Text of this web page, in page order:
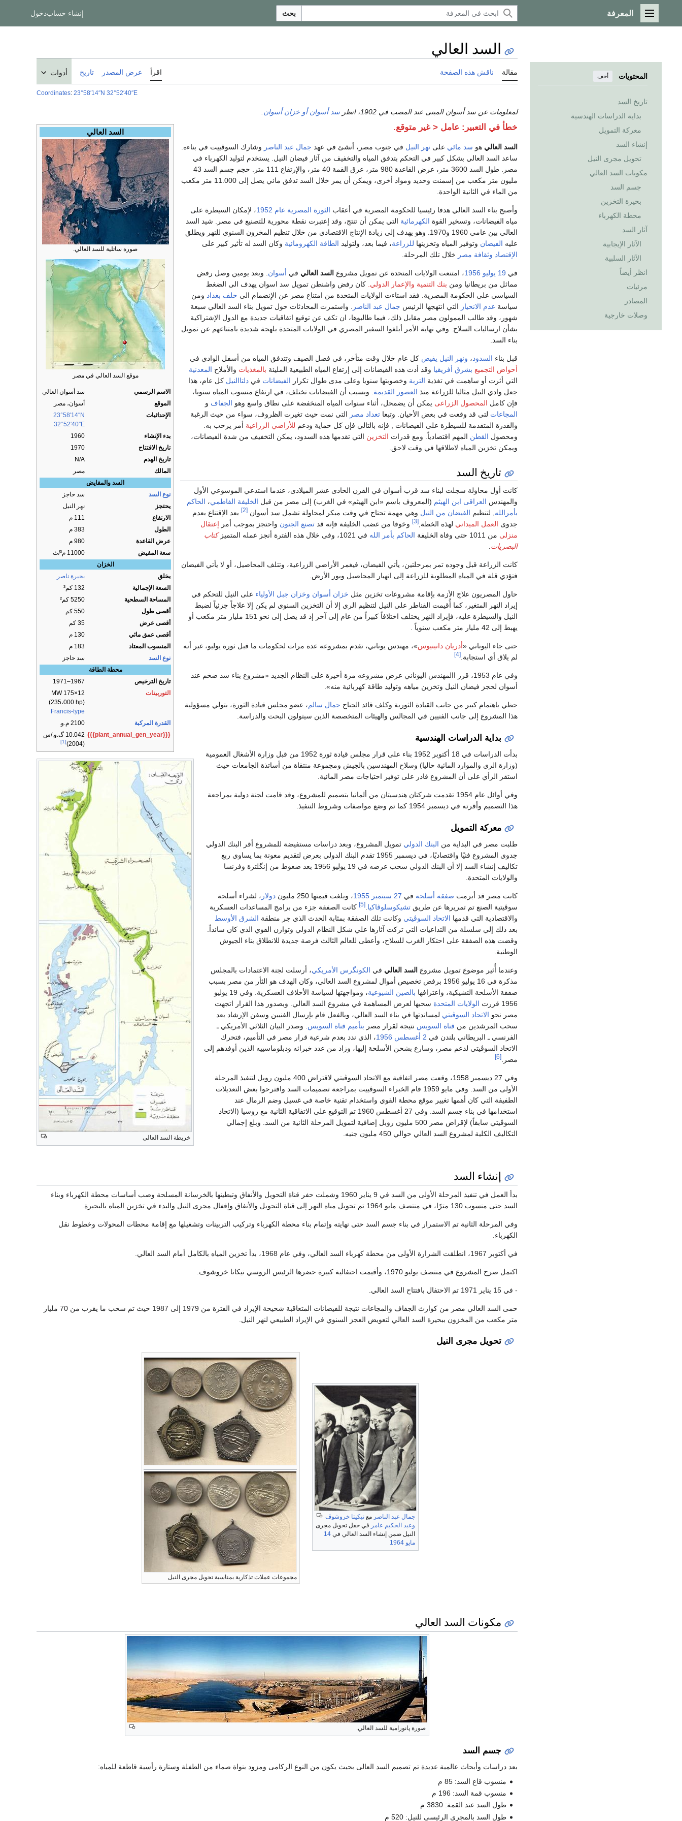
القائمة الرئيسية
المعرفة بحث إنشاء حسابدخول
المحتويات أخف
تاريخ السد
بداية الدراسات الهندسية
معركة التمويل
إنشاء السد
تحويل مجرى النيل
مكونات السد العالي
جسم السد
بحيرة التخزين
محطة الكهرباء
آثار السد
الآثار الإيجابية
الآثار السلبية
انظر أيضاً
مرئيات
المصادر
وصلات خارجية
السد العالي
مقالة ناقش هذه الصفحة اقرأ عرض المصدر تاريخ أدوات
Coordinates: 23°58′14″N 32°52′40″E
لمعلومات عن سد أسوان المبنى عند المصب في 1902، انظر سد أسوان أو خزان أسوان
السد العالي
صورة ساتلية للسد العالي.
موقع السد العالي في مصر
الاسم الرسمي
سد أسوان العالي
الموقع
أسوان، مصر
الإحداثيات
23°58′14″N
32°52′40″E
بدء الإنشاء
1960
تاريخ الافتتاح
1970
تاريخ الهدم
N/A
المالك
مصر
السد والمفايض
نوع السد
سد حاجز
يحتجز
نهر النيل
الارتفاع
111 م
الطول
383 م
عرض القاعدة
980 م
سعة المفيض
11000 م³/ث
الخزان
يخلق
بحيرة ناصر
السعة الإجمالية
132 كم³
المساحة السطحية
5250 كم²
أقصى طول
550 كم
أقصى عرض
35 كم
أقصى عمق مائي
130 م
المنسوب المعتاد
183 م
نوع السد
سد حاجز
محطة الطاقة
تاريخ الترخيص
1967–1971
التوربينات
12×175 MW
(235،000 hp)
Francis-type
القدرة المركبة
2100 م.و.
{{{plant_annual_gen_year}}}
10.042 گ.و./س
(2004)
[1]
خطأ في التعبير: عامل < غير متوقع.
السد العالي هو سد مائي على نهر النيل في جنوب مصر، أنشئ في عهد جمال عبد الناصر وشارك السوڤييت في بناءه.
ساعد السد العالي بشكل كبير في التحكم بتدفق المياه والتخفيف من آثار فيضان النيل. يستخدم لتوليد الكهرباء في
مصر. طول السد 3600 متر، عرض القاعدة 980 متر، عرق القمة 40 متر، والإرتفاع 111 متر. حجم جسم السد 43
مليون متر مكعب من إسمنت وحديد ومواد أخرى، ويمكن أن يمر خلال السد تدفق مائي يصل إلى 11.000 متر مكعب
من الماء في الثانية الواحدة.
وأصبح بناء السد العالي هدفا رئيسيا للحكومة المصرية في أعقاب الثورة المصرية عام 1952
، لإمكان السيطرة على
مياه الفيضانات، وتسخير القوة الكهرمائية التي يمكن أن تنتج، وقد إعتبرت نقطة محورية للتصنيع في مصر. شيد السد
العالي بين عامي 1960 و1970. وهو يهدف إلى زيادة الإنتاج الاقتصادي من خلال تنظيم المخزون السنوي للنهر ويطلق
عليه الفيضان وتوفير المياه وتخزينها للزراعة، فيما بعد، ولتوليد الطاقة الكهرومائية وكان السد له تأثير كبير على
الإقتصاد وثقافة مصر خلال تلك المرحلة.
في 19 يوليو 1956، امتنعت الولايات المتحدة عن تمويل مشروع السد العالي في أسوان . وبعد يومين وصل رفض
مماثل من بريطانيا ومن بنك التنمية والإعمار الدولي. كان رفض واشنطن تمويل سد اسوان يهدف الى الضغط
السياسي على الحكومة المصرية. فقد استاءت الولايات المتحدة من امتناع مصر عن الإنضمام الى حلف بغداد ومن
سياسة عدم الانحياز التي انتهجها الرئيس جمال عبد الناصر
. واستمرت المحادثات حول تمويل بناء السد العالي سبعة
شهور، وقد طالب الممولون مصر مقابل ذلك، فيما طالبوها، ان تكف عن توقيع اتفاقيات جديدة مع الدول الإشتراكية
بشأن ارساليات السلاح. وفي نهاية الأمر أبلغوا السفير المصري في الولايات المتحدة بلهجة شديدة بامتناعهم عن تمويل
بناء السد.
قبل بناء السدود، ونهر النيل يفيض كل عام خلال وقت متأخر، في فصل الصيف وتتدفق المياه من أسفل الوادي في
أحواض التجميع بشرق أفريقيا وقد أدت هذه الفيضانات إلى إرتفاع المياه الطبيعية المليئة بالمغذيات والأملاح المعدنية
التي أثرت أو ساهمت في تغذية التربة وخصوبتها سنويا وعلى مدى طوال تكرار الفيضانات في دلتاالنيل كل عام، هذا
جعل وادي النيل مثاليا للزراعة منذ العصور القديمة . وبسبب أن الفيضانات تختلف، في ارتفاع منسوب المياه سنويا،
فإن كامل المحصول الزراعى يمكن أن يضمحل، أثناء سنوات المياه المنخفضة على نطاق واسع وهو الجفاف و
المجاعات لتى قد وقعت في بعض الأحيان. وتبعا تعداد مصر التى نمت حيث تغيرت الظروف، سواء من حيث الرغبة
والقدرة المتقدمة للسيطرة على الفيضانات , فإنه بالتالي فإن كل حماية ودعم للأراضي الزراعية أمر يرحب به.
ومحصول القطن المهم اقتصادياً. ومع قدرات التخزين التي تقدمها هذه السدود، يمكن التخفيف من شدة الفيضانات،
ويمكن تخزين المياه لاطلاقها في وقت لاحق.
تاريخ السد
خريطة السد العالى
كانت أول محاولة سجلت لبناء سد قرب أسوان في القرن الحادى عشر الميلادى، عندما استدعي الموسوعي الأول
والمهندس العراقى ابن الهيثم (المعروف باسم «ابن الهيثم» في الغرب) إلى مصر من قبل الخليفة الفاطمي، الحاكم
بأمرالله, لتنظيم الفيضان من النيل وهي مهمة تحتاج في وقت مبكر لمحاولة تشمل سد أسوان [2]
بعد الإقتناع بعدم
جدوى العمل الميداني لهذه الخطة,[3] وخوفا من غضب الخليفة فإنه قد تصنع الجنون واحتجز بموجب أمر إعتقال
منزلى من 1011 حتى وفاة الخليفة الحاكم بأمر الله في 1021، وفى خلال هذه الفترة أنجز عمله المتميز
كتاب
البصريات.
كانت الزراعة قبل وجوده تمر بمرحلتين، يأتي الفيضان، فيغمر الأراضي الزراعية، وتتلف المحاصيل، أو لا يأتي الفيضان
فتؤدي قلة في المياه المطلوبة للزراعة إلى انهيار المحاصيل وبور الأرض.
حاول المصريون علاج الأزمة بإقامة مشروعات تخزين مثل خزان أسوان وخزان جبل الأولياء على النيل للتحكم في
إيراد النهر المتغير، كما أُقيمت القناطر على النيل لتنظيم الري إلا أن التخزين السنوي لم يكن إلا علاجاً جزئياً لضبط
النيل والسيطرة عليه، فإيراد النهر يختلف اختلافاً كبيراً من عام إلى آخر إذ قد يصل إلى نحو 151 مليار متر مكعب أو
يهبط إلى 42 مليار متر مكعب سنوياً .
حتى جاء اليوناني «أدريان دانينيوس»، مهندس يوناني، تقدم بمشروعه عدة مرات لحكومات ما قبل ثورة يوليو، غير أنه
لم يلاق أي استجابة.[4]
وفي عام 1953، قرر االمهندس اليوناني عرض مشروعه مرة أخيرة على النظام الجديد «مشروع بناء سد ضخم عند
أسوان لحجز فيضان النيل وتخزين مياهه وتوليد طاقة كهربائية منه».
حظي باهتمام كبير من جانب القيادة الثورية وكلف قائد الجناح جمال سالم، عضو مجلس قيادة الثورة، بتولي مسؤولية
هذا المشروع إلى جانب الفنيين في المجالس والهيئات المتخصصة الذين سيتولون البحث والدراسة.
بداية الدراسات الهندسية
بدأت الدراسات في 18 أكتوبر 1952 بناء على قرار مجلس قيادة ثورة 1952 من قبل وزارة الأشغال العمومية
(وزارة الري والموارد المائية حاليا) وسلاح المهندسين بالجيش ومجموعة منتقاة من أساتذة الجامعات حيث
استقر الرأي على أن المشروع قادر على توفير احتياجات مصر المائية.
وفي أوائل عام 1954 تقدمت شركتان هندسيتان من ألمانيا بتصميم للمشروع، وقد قامت لجنة دولية بمراجعة
هذا التصميم وأقرته في ديسمبر 1954 كما تم وضع مواصفات وشروط التنفيذ.
معركة التمويل
طلبت مصر في البداية من البنك الدولي تمويل المشروع، وبعد دراسات مستفيضة للمشروع أقر البنك الدولي
جدوى المشروع فنيًا واقتصاديًا، في ديسمبر 1955 تقدم البنك الدولي بعرض لتقديم معونة بما يساوي ربع
تكاليف إنشاء السد إلا أن البنك الدولي سحب عرضه في 19 يوليو 1956 بعد ضغوط من إنگلترة وفرنسا
والولايات المتحدة.
كانت مصر قد أبرمت صفقة أسلحة في 27 سبتمبر 1955، وبلغت قيمتها 250 مليون دولار ، لشراء أسلحة
سوڤيتية الصنع تم تمريرها عن طريق تشيكوسلوڤاكيا [5]
كانت الصفقة جزء من برامج المساعدات العسكرية
والاقتصادية التي قدمها الاتحاد السوڤيتي وكانت تلك الصفقة بمثابة الحدث الذي جر منطقة الشرق الأوسط
بعد ذلك إلي سلسلة من التداعيات التي تركت آثارها علي شكل النظام الدولي وتوازن القوي الذي كان سائداً.
وقضت هذه الصفقة على احتكار الغرب للسلاح، وأعطى للعالم الثالث فرصة جديدة للانطلاق بناء الجيوش
الوطنية.
وعندما أُثير موضوع تمويل مشروع السد العالي في الكونگرس الأمريكي، أرسلت لجنة الاعتمادات بالمجلس
مذكرة في 16 يوليو 1956 برفض تخصيص أموال لمشروع السد العالي، وكان الهدف هو الثأر من مصر بسبب
صفقة الأسلحة التشيكية، واعترافها بالصين الشيوعية
، ومواجهتها لسياسة الأحلاف العسكرية. وفي 19 يوليو
1956 قررت
الولايات المتحدة سحبها لعرض المساهمة في مشروع السد العالي. وبصدور هذا القرار اتجهت
مصر نحو الاتحاد السوڤيتي لمساندتها في بناء السد العالي، وبالفعل قام بإرسال الفنيين وسفن الإرشاد بعد
سحب المرشدين من قناة السويس نتيجة لقرار مصر بتأميم قناة السويس . وصدر البيان الثلاثي الأمريكي ـ
الفرنسي ـ البريطاني بلندن في 2 أغسطس 1956، الذي ندد بعدم شرعية قرار مصر في التأميم، فتحرك
الاتحاد السوڤيتي لدعم مصر، وسارع بشحن الأسلحة إليها، وزاد من عدد خبرائه ودبلوماسييه الذين أوفدهم إلى
مصر.
[6]
وفي 27 ديسمبر 1958، وقعت مصر اتفاقية مع الاتحاد السوڤيتي لاقتراض 400 مليون روبل لتنفيذ المرحلة
الأولى من السد. وفي مايو 1959 قام الخبراء السوڤييت بمراجعة تصميمات السد واقترحوا بعض التعديلات
الطفيفة التي كان أهمها تغيير موقع محطة القوي واستخدام تقنية خاصة في غسيل وضم الرمال عند
استخدامها في بناء جسم السد. وفي 27 أغسطس 1960 تم التوقيع على الاتفاقية الثانية مع روسيا (الاتحاد
السوڤيتي سابقاً) لإقراض مصر 500 مليون روبل إضافية لتمويل المرحلة الثانية من السد. وبلغ إجمالي
التكاليف الكلية لمشروع السد العالي حوالي 450 مليون جنيه.
إنشاء السد
بدأ العمل في تنفيذ المرحلة الأولى من السد في 9 يناير 1960 وشملت حفر قناة التحويل والأنفاق وتبطينها بالخرسانة المسلحة وصب أساسات محطة الكهرباء وبناء
السد حتى منسوب 130 مترًا، في منتصف مايو 1964 تم تحويل مياه النهر إلى قناة التحويل والأنفاق وإقفال مجرى النيل والبدء في تخزين المياه بالبحيرة.
وفي المرحلة الثانية تم الاستمرار في بناء جسم السد حتى نهايته وإتمام بناء محطة الكهرباء وتركيب التربينات وتشغيلها مع إقامة محطات المحولات وخطوط نقل
الكهرباء.
في أكتوبر 1967، انطلقت الشرارة الأولى من محطة كهرباء السد العالي، وفي عام 1968، بدأ تخزين المياه بالكامل أمام السد العالي.
اكتمل صرح المشروع في منتصف يوليو 1970، وأقيمت احتفالية كبيرة حضرها الرئيس الروسي نيكاتا خروشوف.
- في 15 يناير 1971 تم الاحتفال بافتتاح السد العالي.
حمى السد العالي مصر من كوارث الجفاف والمجاعات نتيجة للفيضانات المتعاقبة شحيحة الإيراد في الفترة من 1979 إلى 1987 حيث تم سحب ما يقرب من 70 مليار
متر مكعب من المخزون ببحيرة السد العالي لتعويض العجز السنوي في الإيراد الطبيعي لنهر النيل.
تحويل مجرى النيل
جمال عبد الناصر مع نيكيتا خروشوڤ
وعبد الحكيم عامر في حفل تحويل مجرى
النيل ضمن إنشاء السد العالي في 14
مايو 1964
مجموعات عملات تذكارية بمناسبة تحويل مجرى النيل
مكونات السد العالي
صورة پانورامية للسد العالي.
جسم السد
بعد دراسات وأبحاث عالمية عديدة تم تصميم السد العالى بحيث يكون من النوع الركامى ومزود بنواة صماء من الطفلة وستارة رأسية قاطعة للمياه:
منسوب قاع السد: 85 م
منسوب قمة السد: 196 م
طول السد عند القمة: 3830 م
طول السد بالمجرى الرئيسى للنيل: 520 م